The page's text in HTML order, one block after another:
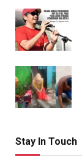
Stay In Touch